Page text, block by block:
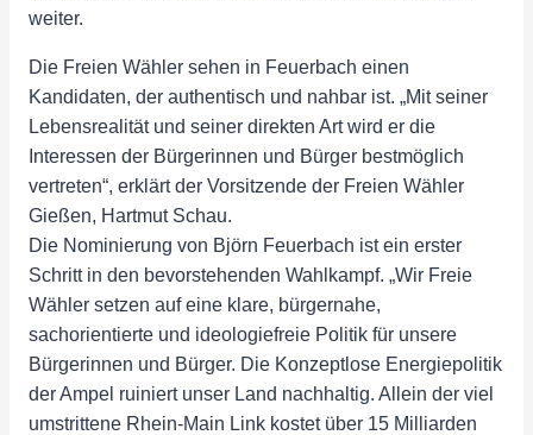
weiter.
Die Freien Wähler sehen in Feuerbach einen
Kandidaten, der authentisch und nahbar ist. „Mit seiner
Lebensrealität und seiner direkten Art wird er die
Interessen der Bürgerinnen und Bürger bestmöglich
vertreten“, erklärt der Vorsitzende der Freien Wähler
Gießen, Hartmut Schau.
Die Nominierung von Björn Feuerbach ist ein erster
Schritt in den bevorstehenden Wahlkampf. „Wir Freie
Wähler setzen auf eine klare, bürgernahe,
sachorientierte und ideologiefreie Politik für unsere
Bürgerinnen und Bürger. Die Konzeptlose Energiepolitik
der Ampel ruiniert unser Land nachhaltig. Allein der viel
umstrittene Rhein-Main Link kostet über 15 Milliarden